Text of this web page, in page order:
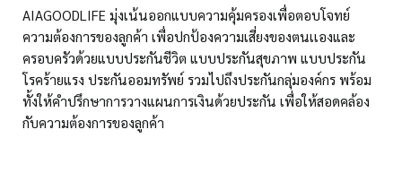
AIAGOODLIFE มุ่งเน้นออกแบบความคุ้มครองเพื่อตอบโจทย์
ความต้องการของลูกค้า เพื่อปกป้องความเสี่ยงของตนเเองและ
ครอบครัวด้วยแบบประกันชีวิต แบบประกันสุขภาพ แบบประกัน
โรคร้ายแรง ประกันออมทรัพย์ รวมไปถึงประกันกลุ่มองค์กร พร้อม
ทั้งให้คำปรึกษาการวางแผนการเงินด้วยประกัน เพื่อให้สอดคล้อง
กับความต้องการของลูกค้า